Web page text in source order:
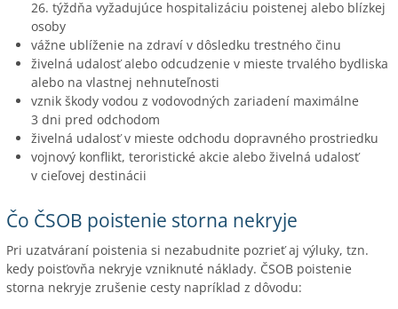
26. týždňa vyžadujúce hospitalizáciu poistenej alebo blízkej
osoby
vážne ublíženie na zdraví v dôsledku trestného činu
živelná udalosť alebo odcudzenie v mieste trvalého bydliska
alebo na vlastnej nehnuteľnosti
vznik škody vodou z vodovodných zariadení maximálne
3 dni pred odchodom
živelná udalosť v mieste odchodu dopravného prostriedku
vojnový konflikt, teroristické akcie alebo živelná udalosť
v cieľovej destinácii
Čo ČSOB poistenie storna nekryje
Pri uzatváraní poistenia si nezabudnite pozrieť aj výluky, tzn.
kedy poisťovňa nekryje vzniknuté náklady. ČSOB poistenie
storna nekryje zrušenie cesty napríklad z dôvodu: